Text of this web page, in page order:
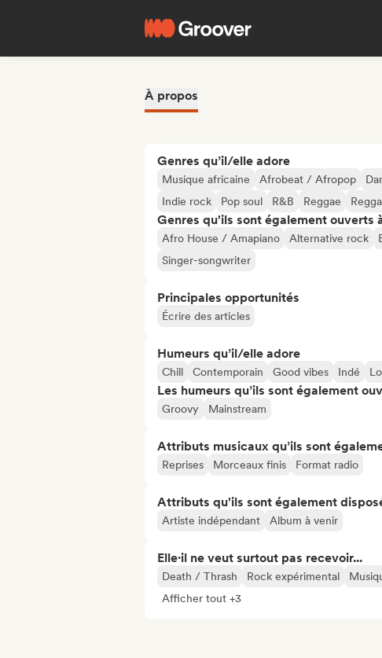
À propos
Genres qu’il/elle adore
Musique africaine Afrobeat / Afropop
Indie rock
Pop soul R&B Reggae
Genres qu'ils sont également ouverts
Afro House / Amapiano Alternative rock
Singer-songwriter
Principales opportunités
Écrire des articles
Humeurs qu’il/elle adore
Chill Contemporain Good vibes Indé
Les humeurs qu’ils sont également
Groovy Mainstream
Attributs musicaux qu’ils sont
Reprises Morceaux finis Format radio
Attributs qu'ils sont également
Artiste indépendant Album à venir
Elle·il ne veut surtout pas recevoir...
Death / Thrash Rock expérimental
Afficher tout +3